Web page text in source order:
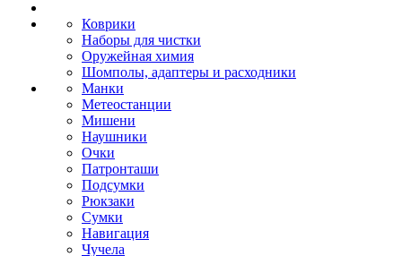
Коврики
Наборы для чистки
Оружейная химия
Шомполы, адаптеры и расходники
Манки
Метеостанции
Мишени
Наушники
Очки
Патронташи
Подсумки
Рюкзаки
Сумки
Навигация
Чучела